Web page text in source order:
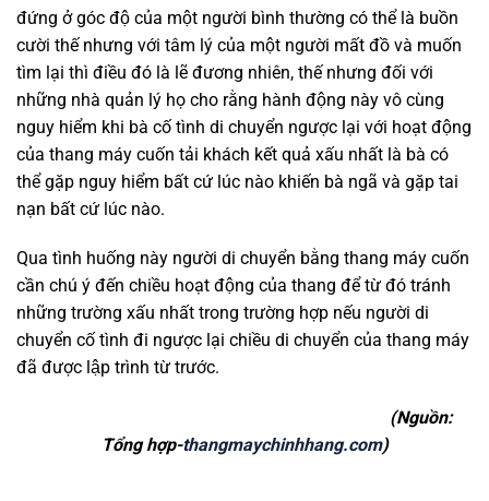
đứng ở góc độ của một người bình thường có thể là buồn
cười thế nhưng với tâm lý của một người mất đồ và muốn
tìm lại thì điều đó là lẽ đương nhiên, thế nhưng đối với
những nhà quản lý họ cho rằng hành động này vô cùng
nguy hiểm khi bà cố tình di chuyển ngược lại với hoạt động
của thang máy cuốn tải khách kết quả xấu nhất là bà có
thể gặp nguy hiểm bất cứ lúc nào khiến bà ngã và gặp tai
nạn bất cứ lúc nào.
Qua tình huống này người di chuyển bằng thang máy cuốn
cần chú ý đến chiều hoạt động của thang để từ đó tránh
những trường xấu nhất trong trường hợp nếu người di
chuyển cố tình đi ngược lại chiều di chuyển của thang máy
đã được lập trình từ trước.
(Nguồn:
Tổng hợp-thangmaychinhhang.com)